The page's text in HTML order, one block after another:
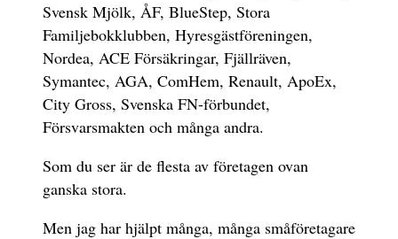
Svensk Mjölk, ÅF, BlueStep, Stora
Familjebokklubben, Hyresgästföreningen,
Nordea, ACE Försäkringar, Fjällräven,
Symantec, AGA, ComHem, Renault, ApoEx,
City Gross, Svenska FN-förbundet,
Försvarsmakten och många andra.
Som du ser är de flesta av företagen ovan
ganska stora.
Men jag har hjälpt många, många småföretagare